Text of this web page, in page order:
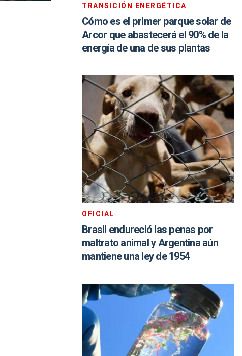
TRANSICIÓN ENERGÉTICA
Cómo es el primer parque solar de
Arcor que abastecerá el 90% de la
energía de una de sus plantas
OFICIAL
Brasil endureció las penas por
maltrato animal y Argentina aún
mantiene una ley de 1954